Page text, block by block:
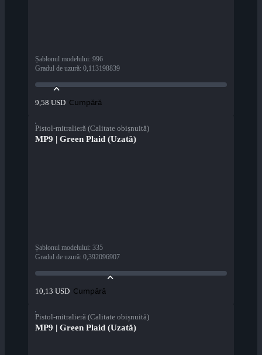
Șablonul modelului: 996
Gradul de uzură: 0,113198839
9,58 USD Cumpără
Pistol-mitralieră (Calitate obișnuită)
MP9 | Green Plaid (Uzată)
Șablonul modelului: 335
Gradul de uzură: 0,392096907
10,13 USD Cumpără
Pistol-mitralieră (Calitate obișnuită)
MP9 | Green Plaid (Uzată)